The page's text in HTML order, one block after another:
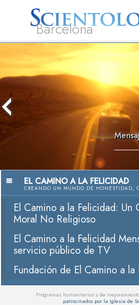
Barcelona
Scientology?
Voluntarios
EL CAMINO A LA FELICIDAD
CREANDO UN MUNDO DE HONESTIDAD,
El Camino a la Felicidad: Un
Moral No Religioso
El Camino a la Felicidad
servicio público de TV
Fundación de El Camino a la
Programas humanitarios y de
patrocinados por la Iglesia de